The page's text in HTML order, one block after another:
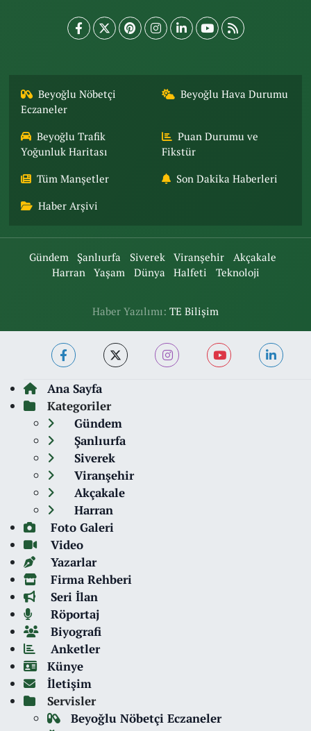
Beyoğlu Nöbetçi
Eczaneler
Beyoğlu Hava Durumu
Beyoğlu Trafik
Yoğunluk Haritası
Puan Durumu ve
Fikstür
Tüm Manşetler Son Dakika Haberleri
Haber Arşivi
Gündem Şanlıurfa Siverek Viranşehir
Akçakale
Harran
Yaşam Dünya Halfeti Teknoloji
Haber Yazılımı: TE Bilişim
Ana Sayfa
Kategoriler
Gündem
Şanlıurfa
Siverek
Viranşehir
Akçakale
Harran
Foto Galeri
Video
Yazarlar
Firma Rehberi
Seri İlan
Röportaj
Biyografi
Anketler
Künye
İletişim
Servisler
Beyoğlu Nöbetçi Eczaneler